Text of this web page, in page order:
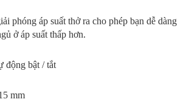
phóng áp suất thở ra cho phép bạn dễ dàng
ở áp suất thấp hơn.
động bật / tắt
mm